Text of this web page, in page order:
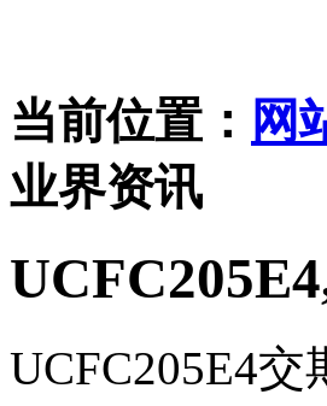
当前位置： 网
业界资讯
UCFC205E4交